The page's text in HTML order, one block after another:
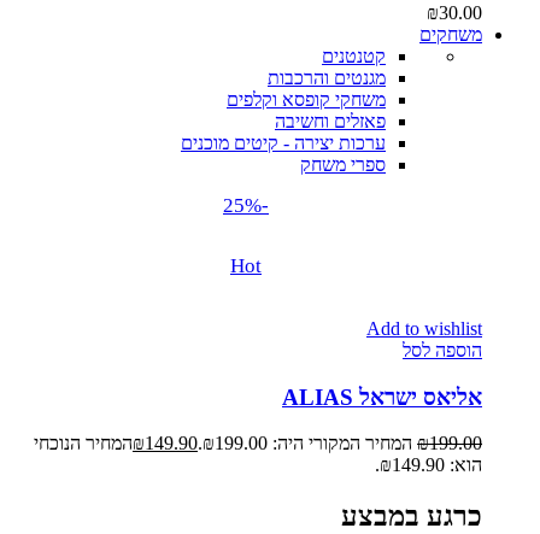
₪30.00
משחקים
קטנטנים
מגנטים והרכבות
משחקי קופסא וקלפים
פאזלים וחשיבה
ערכות יצירה - קיטים מוכנים
ספרי משחק
-25%
Hot
Add to wishlist
הוספה לסל
אליאס ישראל ALIAS
₪199.00 המחיר המקורי היה: ₪199.00. ₪149.90
המחיר הנוכחי
הוא: ₪149.90.
כרגע במבצע